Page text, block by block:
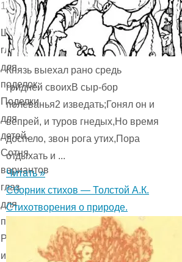
13.07.2021
Шаблоны
глаз
для
поделок.
Поделки
для
детей.
Сотня
вариантов
глаз
для
поделок.
Распечатывай
и
Князь выехал рано средь
гридней своихВ сыр-бор
полеванья2 изведать;Гонял он и
вепрей, и туров гнедых,Но время
доспело, звон рога утих,Пора
отдыхать и ...
Читать »
Сборник стихов — Толстой А.К.
Стихотворения о природе.